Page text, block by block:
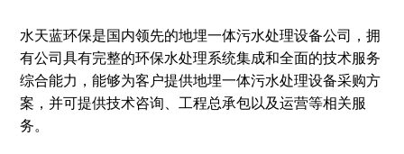
水天蓝环保是国内领先的地埋一体污水处理设备公司，拥
有公司具有完整的环保水处理系统集成和全面的技术服务
综合能力，能够为客户提供地埋一体污水处理设备采购方
案，并可提供技术咨询、工程总承包以及运营等相关服
务。